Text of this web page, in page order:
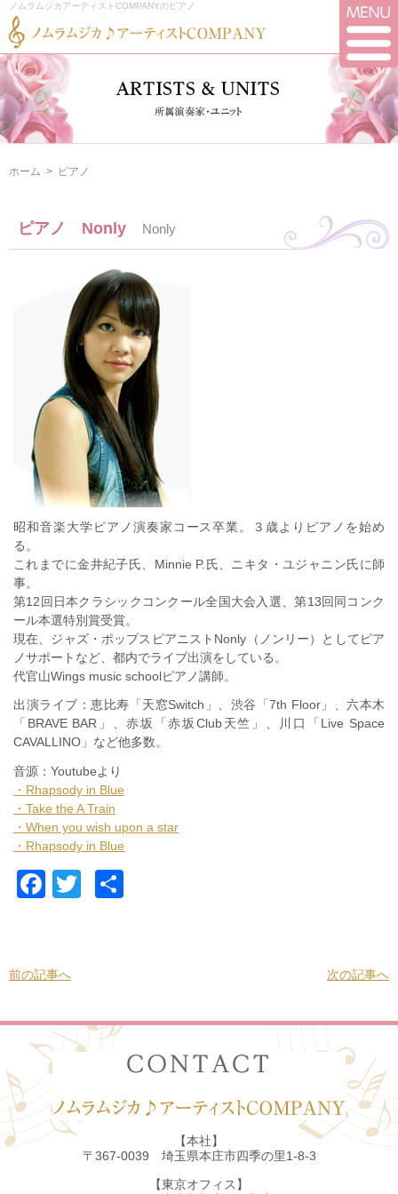
ノムラムジカアーティストCOMPANYのピアノ
ホーム > ピアノ
ピアノ Nonly Nonly
昭和音楽大学ピアノ演奏家コース卒業。３歳よりピアノを始め
る。
これまでに金井紀子氏、Minnie P.氏、ニキタ・ユジャニン氏に師
事。
第12回日本クラシックコンクール全国大会入選、第13回同コンク
ール本選特別賞受賞。
現在、ジャズ・ポップスピアニストNonly（ノンリー）としてピア
ノサポートなど、都内でライブ出演をしている。
代官山Wings music schoolピアノ講師。
出演ライブ：恵比寿「天窓Switch」、渋谷「7th Floor」、六本木
「BRAVE BAR」、赤坂「赤坂Club天竺」、川口「Live Space
CAVALLINO」など他多数。
音源：Youtubeより
・Rhapsody in Blue
・Take the A Train
・When you wish upon a star
・Rhapsody in Blue
Facebook
Twitter
前の記事へ 次の記事へ
【本社】
〒367-0039 埼玉県本庄市四季の里1-8-3
【東京オフィス】